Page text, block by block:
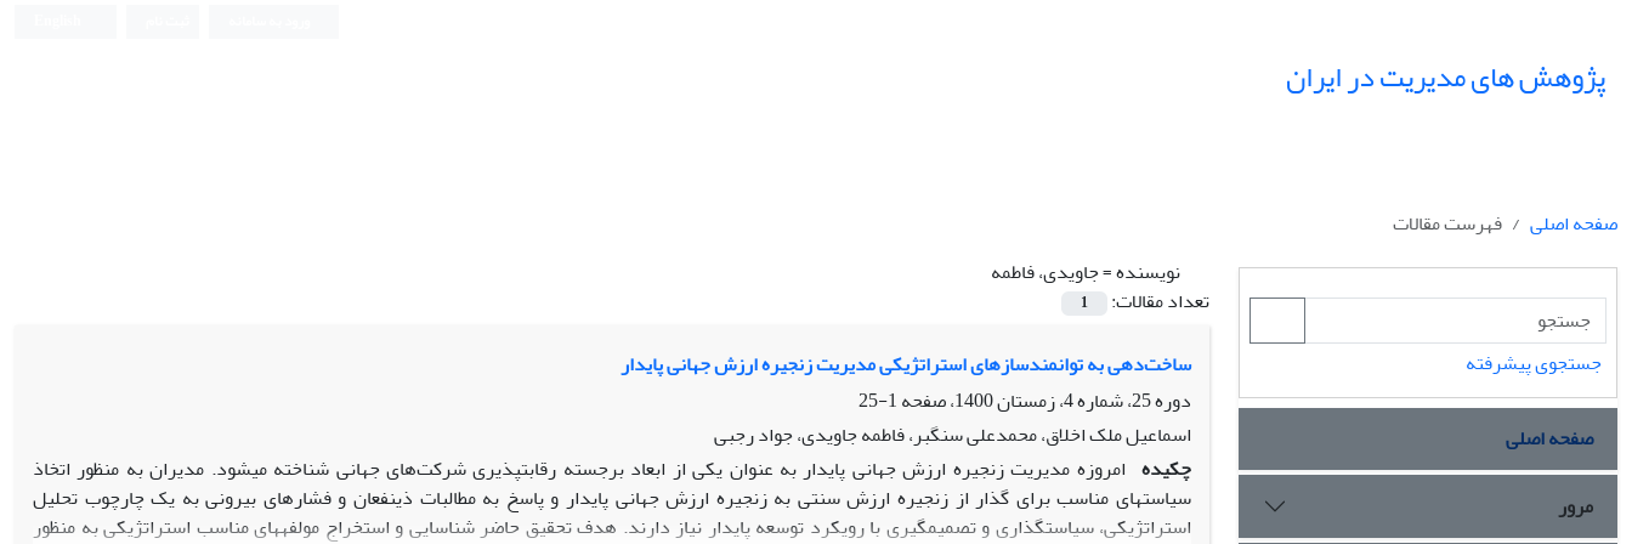
پژوهش های مدیریت در ایران
صفحه اصلی
فهرست مقالات
نویسنده =جاویدی، فاطمه
تعداد مقالات:
1
ساخت‌دهی به توانمندسازهای استراتژیکی مدیریت زنجیره ارزش جهانی پایدار
دوره 25، شماره 4، زمستان 1400، صفحه
1-25
اسماعیل ملک اخلاق، محمدعلی سنگبر، فاطمه جاویدی، جواد رجبی
چکیده امروزه مدیریت زنجیره ارزش جهانی پایدار به عنوان یکی از ابعاد برجسته رقابت‏پذیری شرکت‌های جهانی شناخته می‏شود. مدیران به منظور اتخاذ
سیاست‏های مناسب برای گذار از زنجیره ارزش سنتی به زنجیره ارزش جهانی پایدار و پاسخ به مطالبات ذینفعان و فشارهای بیرونی به یک چارچوب تحلیل
استراتژیکی، سیاستگذاری و تصمیم‏گیری با رویکرد توسعه پایدار نیاز دارند. هدف تحقیق حاضر شناسایی و استخراج مولفه‏های مناسب استراتژیکی به منظور
جستجوی پیشرفته
صفحه اصلی
مرور